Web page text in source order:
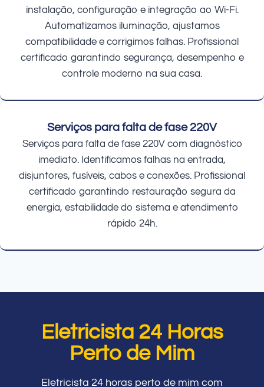
instalação, configuração e integração ao Wi-Fi.
Automatizamos iluminação, ajustamos
compatibilidade e corrigimos falhas. Profissional
certificado garantindo segurança, desempenho e
controle moderno na sua casa.
Serviços para falta de fase 220V
Serviços para falta de fase 220V com diagnóstico
imediato. Identificamos falhas na entrada,
disjuntores, fusíveis, cabos e conexões. Profissional
certificado garantindo restauração segura da
energia, estabilidade do sistema e atendimento
rápido 24h.
Eletricista 24 Horas
Perto de Mim
Eletricista 24 horas perto de mim com